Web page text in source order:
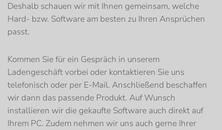
Deshalb schauen wir mit Ihnen gemeinsam, welche
Hard- bzw. Software am besten zu Ihren Ansprüchen
passt.
Kommen Sie für ein Gespräch in unserem
Ladengeschäft vorbei oder kontaktieren Sie uns
telefonisch oder per E-Mail. Anschließend beschaffen
wir dann das passende Produkt. Auf Wunsch
installieren wir die gekaufte Software auch direkt auf
Ihrem PC. Zudem nehmen wir uns auch gerne Ihrer